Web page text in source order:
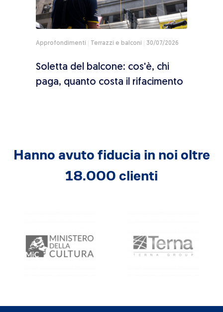
Approfondimenti Terrazzi e balconi 30/07/2026
Frontalini dei balconi: cosa sono,
chi paga in caso di lavori
Hanno avuto fiducia in noi oltre
18.000 clienti